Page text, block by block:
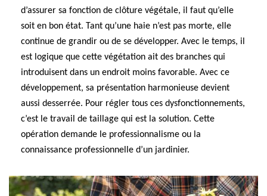
d’assurer sa fonction de clôture végétale, il faut qu’elle
soit en bon état. Tant qu’une haie n’est pas morte, elle
continue de grandir ou de se développer. Avec le temps, il
est logique que cette végétation ait des branches qui
introduisent dans un endroit moins favorable. Avec ce
développement, sa présentation harmonieuse devient
aussi desserrée. Pour régler tous ces dysfonctionnements,
c’est le travail de taillage qui est la solution. Cette
opération demande le professionnalisme ou la
connaissance professionnelle d’un jardinier.